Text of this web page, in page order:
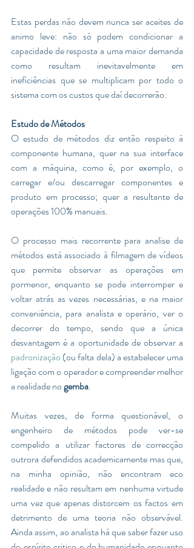
Estas perdas não devem nunca ser aceites de
animo leve: não só podem condicionar a
capacidade de resposta a uma maior demanda
como resultam inevitavelmente em
ineficiências que se multiplicam por todo o
sistema com os custos que daí decorrerão.
Estudo de Métodos
O estudo de métodos diz então respeito à
componente humana, quer na sua interface
com a máquina, como é, por exemplo, o
carregar e/ou descarregar componentes e
produto em processo; quer a resultante de
operações 100% manuais.
O processo mais recorrente para analise de
métodos está associado à filmagem de vídeos
que permite observar as operações em
pormenor, enquanto se pode interromper e
voltar atrás as vezes necessárias, e na maior
conveniência, para analista e operário, ver o
decorrer do tempo, sendo que a única
padronização (ou falta dela) a estabelecer uma
ligação com o operador e compreender melhor
a realidade no gemba.
Muitas vezes, de forma questionável, o
engenheiro de métodos pode ver-se
compelido a utilizar factores de correcção
outrora defendidos academicamente mas que,
na minha opinião, não encontram eco
realidade e não resultam em nenhuma virtude
uma vez que apenas distorcem os factos em
detrimento de uma teoria não observável.
Ainda assim, ao analista há que saber fazer uso